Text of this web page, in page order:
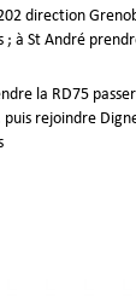
direction
; à St André
la RD75
rejoindre